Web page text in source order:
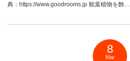
典：https://www.goodrooms.jp 観葉植物を飾…
8
Mar